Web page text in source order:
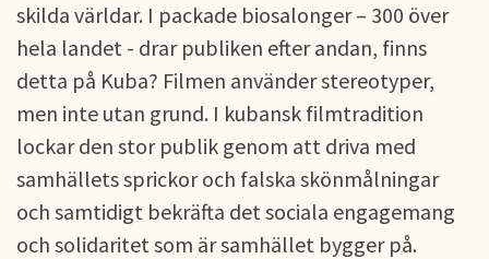
skilda världar. I packade biosalonger – 300 över
hela landet - drar publiken efter andan, finns
detta på Kuba? Filmen använder stereotyper,
men inte utan grund. I kubansk filmtradition
lockar den stor publik genom att driva med
samhällets sprickor och falska skönmålningar
och samtidigt bekräfta det sociala engagemang
och solidaritet som är samhället bygger på.